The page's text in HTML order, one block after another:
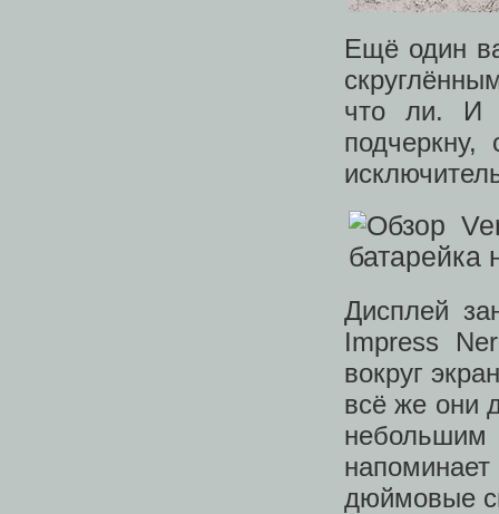
Ещё один
что ли. И
Дисплей
Impress
вокруг
всё же они
дюймовые